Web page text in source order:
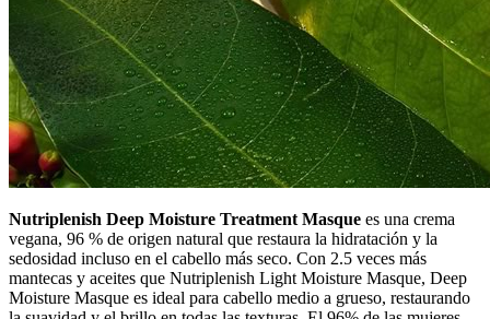
Nutriplenish Deep Moisture Treatment Masque es una crema
vegana, 96 % de origen natural que restaura la hidratación y la
sedosidad incluso en el cabello más seco. Con 2.5 veces más
mantecas y aceites que Nutriplenish Light Moisture Masque, Deep
Moisture Masque es ideal para cabello medio a grueso, restaurando